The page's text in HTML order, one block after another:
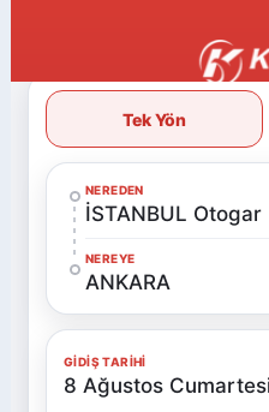
Tek Yön
NEREDEN
İSTANBUL Otogar
NEREYE
ANKARA
GIDIŞ TARIHI
8 Ağustos